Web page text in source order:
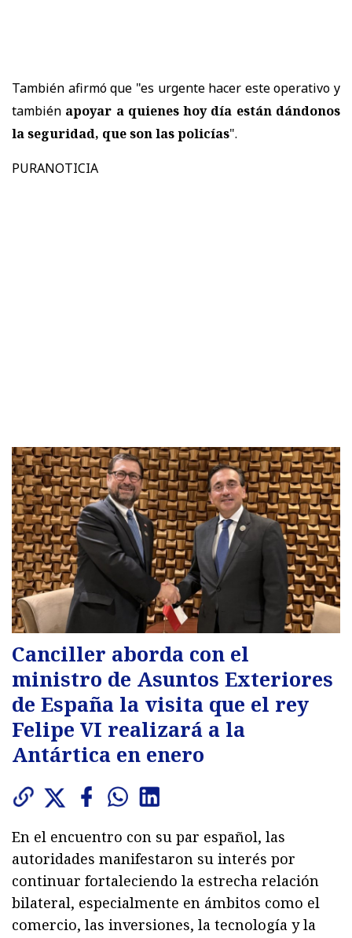
También afirmó que "es urgente hacer este operativo y
también apoyar a quienes hoy día están dándonos
la seguridad, que son las policías".
PURANOTICIA
Canciller aborda con el
ministro de Asuntos Exteriores
de España la visita que el rey
Felipe VI realizará a la
Antártica en enero
En el encuentro con su par español, las
autoridades manifestaron su interés por
continuar fortaleciendo la estrecha relación
bilateral, especialmente en ámbitos como el
comercio, las inversiones, la tecnología y la